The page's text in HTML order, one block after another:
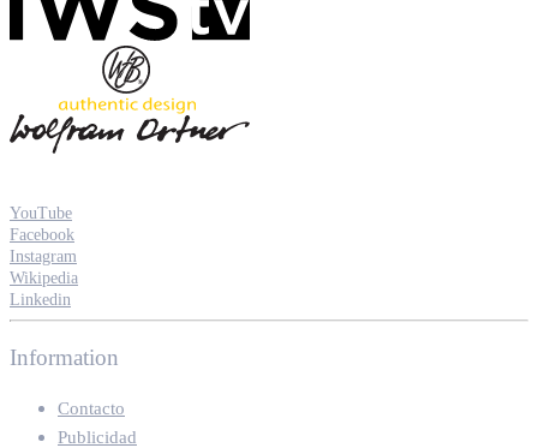
YouTube
Facebook
Instagram
Wikipedia
Linkedin
Information
Contacto
Publicidad